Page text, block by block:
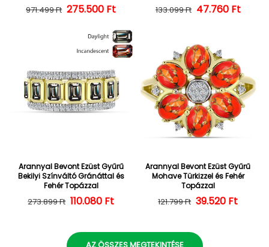
Normál ár
971.499 Ft Kedvezményes ár
275.500 Ft Normál ár
133.099 Ft 47.760 Ft
Arannyal Bevont Ezüst Gyűrű
Bekilyi Színváltó Gránáttal és
Fehér Topázzal
Normál ár
273.899 Ft Kedvezményes ár
110.080 Ft
Arannyal Bevont Ezüst Gyűrű
Mohave Türkizzel és Fehér
Topázzal
Normál ár
121.799 Ft 39.520 Ft